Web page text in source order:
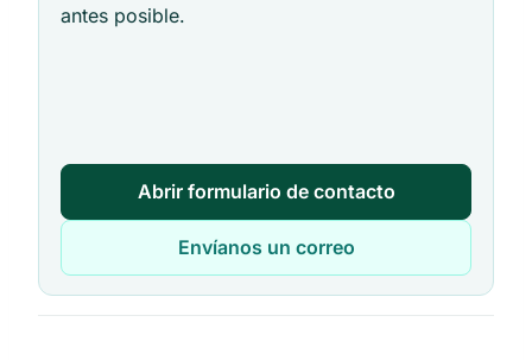
antes posible.
Abrir formulario de contacto
Envíanos un correo